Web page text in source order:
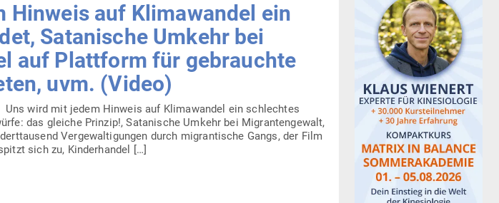
Hinweis auf Kli­ma­wandel ein
Sata­nische Umkehr bei
auf Plattform für gebrauchte
uvm. (Video)
wird mit jedem Hinweis auf Kli­ma­wandel ein schlechtes
das gleiche Prinzip!, Sata­nische Umkehr bei Migran­ten­gewalt,
Ver­ge­wal­ti­gungen durch migran­tische Gangs, der Film
sich zu, Kinderhandel […]